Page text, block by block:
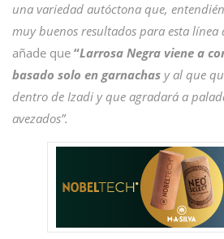
una variedad autóctona que,
muy buenos resultados para esta línea
añade que “Larrosa Negra viene a
basado solo en garnachas y al que
dentro de Izadi y que agradará a
avezados”.